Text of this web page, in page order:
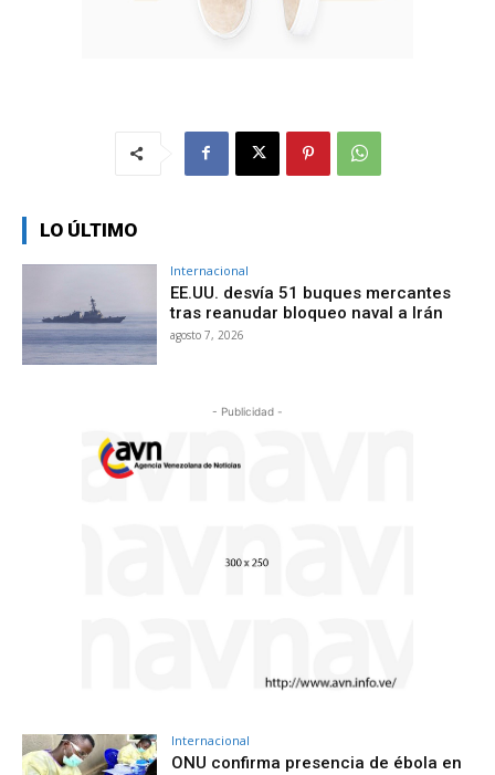
LO ÚLTIMO
Internacional
EE.UU. desvía 51 buques mercantes
tras reanudar bloqueo naval a Irán
agosto 7, 2026
- Publicidad -
Internacional
ONU confirma presencia de ébola en